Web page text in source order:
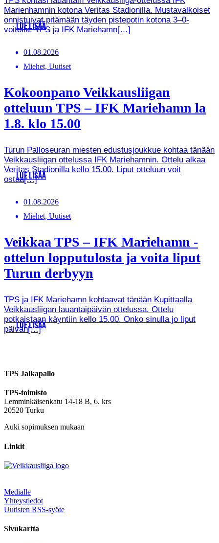
Marienhamnin kotona Veritas Stadionilla. Mustavalkoiset
onnistuivat pitämään täyden pistepotin kotona 3–0-
voitolla. TPS ja IFK Mariehamn[…]
LUE LISÄÄ
01.08.2026
Miehet, Uutiset
Kokoonpano Veikkausliigan
otteluun TPS – IFK Mariehamn la
1.8. klo 15.00
Turun Palloseuran miesten edustusjoukkue kohtaa tänään
Veikkausliigan ottelussa IFK Mariehamnin. Ottelu alkaa
Veritas Stadionilla kello 15.00. Liput otteluun voit
ostaa[…]
LUE LISÄÄ
01.08.2026
Miehet, Uutiset
Veikkaa TPS – IFK Mariehamn -
ottelun lopputulosta ja voita liput
Turun derbyyn
TPS ja IFK Mariehamn kohtaavat tänään Kupittaalla
Veikkausliigan lauantaipäivän ottelussa. Ottelu
potkaistaan käyntiin kello 15.00. Onko sinulla jo liput
päivän[…]
LUE LISÄÄ
TPS Jalkapallo
TPS-toimisto
Lemminkäisenkatu 14-18 B, 6. krs
20520 Turku
Auki sopimuksen mukaan
Linkit
Medialle
Yhteystiedot
Uutisten RSS-syöte
Sivukartta